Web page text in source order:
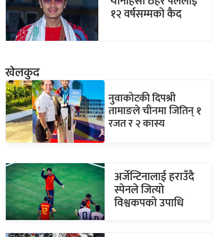
१२ वर्षसम्मको कैद
खेलकुद
नुवाकोटकी दिपश्री
तामाङले चीनमा जितिन् १
रजत र २ कास्य
अर्जेन्टिनालाई हराउँदै
स्पेनले जित्यो
विश्वकपको उपाधि